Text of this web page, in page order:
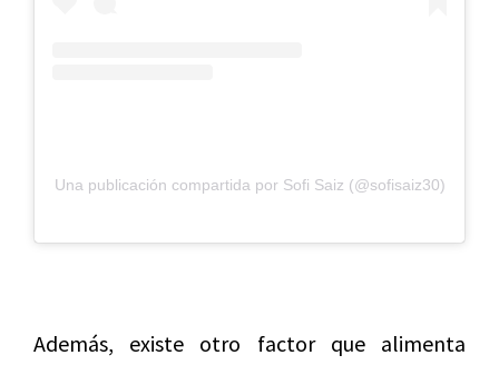
Una publicación compartida por Sofi Saiz (@sofisaiz30)
Además, existe otro factor que alimenta